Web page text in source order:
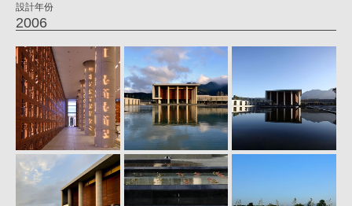
設計年份
2006